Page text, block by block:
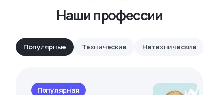
Наши профессии
Популярные Технические Нетехнические
Популярная